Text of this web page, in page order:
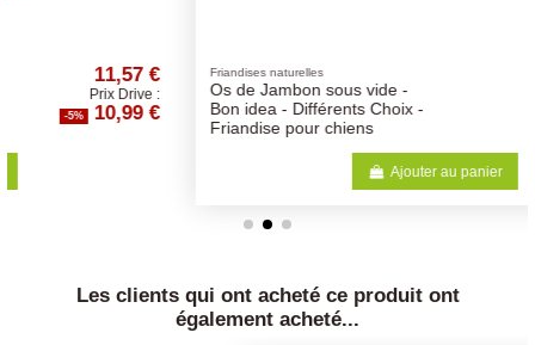
Friandises naturelles
Os de Jambon sous vide -
Bon idea - Différents Choix -
Friandise pour chiens
-5%
Les clients qui ont acheté ce produit ont
également acheté...